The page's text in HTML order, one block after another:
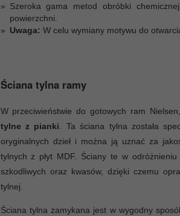
Szeroka gama metod obróbki
powierzchni.
Uwaga: W celu wymiany motywu do
Ściana tylna ramy
W przeciwieństwie do gotowych ram
tylne z pianki . Ta ściana tylna została
oryginalnych dzieł i można ją uznać za
tylnych z płyt MDF. Ściany te w
szkodliwych oraz kwasów, dzięki czemu
tylnej.
Ściana tylna zamykana jest w wygodny